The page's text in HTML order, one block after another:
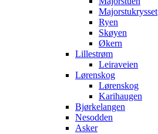
Majorstukrysset
Ryen
Skøyen
Økern
Lillestrøm
Leiraveien
Lørenskog
Lørenskog
Karihaugen
Bjørkelangen
Nesodden
Asker